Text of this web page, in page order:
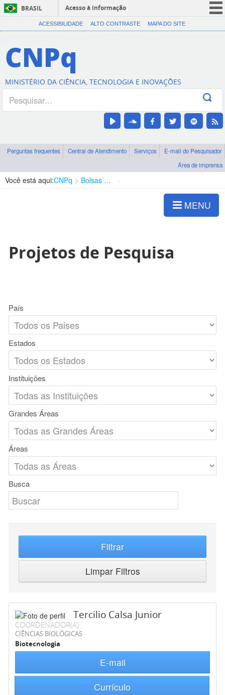
BRASIL
Acesso à informação
CORONAVÍRUS (COVID-19)
Canais
ACESSIBILIDADE ALTO CONTRASTE MAPA DO SITE
CNPq
MINISTÉRIO DA CIÊNCIA, TECNOLOGIA E INOVAÇÕES
Perguntas frequentes Central de Atendimento Serviços
E-mail do Pesquisador
Área de imprensa
Você está aqui:CNPq Bolsas e Auxílios Vigentes
MENU
Projetos de Pesquisa
País
Estados
Instituições
Grandes Áreas
Áreas
Busca
Filtrar
Limpar Filtros
Tercilio Calsa Junior
COORDENADOR(A)
CIÊNCIAS BIOLÓGICAS
Biotecnologia
E-mail
Currículo